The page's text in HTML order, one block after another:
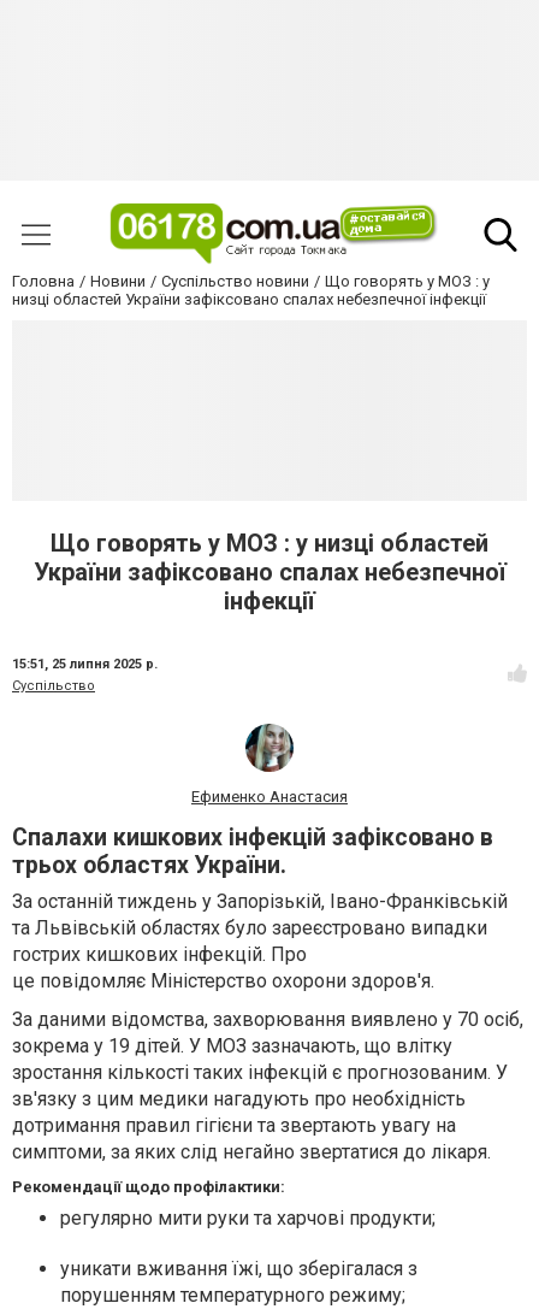
Головна Новини Суспільство новини
Що говорять у МОЗ : у
низці областей України зафіксовано спалах небезпечної інфекції
Що говорять у МОЗ : у низці областей
України зафіксовано спалах небезпечної
інфекції
15:51, 25 липня 2025 р.
Суспільство
Ефименко Анастасия
Спалахи кишкових інфекцій зафіксовано в
трьох областях України.
За останній тиждень у Запорізькій, Івано-Франківській
та Львівській областях було зареєстровано випадки
гострих кишкових інфекцій. Про
це повідомляє Міністерство охорони здоров'я.
За даними відомства, захворювання виявлено у 70 осіб,
зокрема у 19 дітей. У МОЗ зазначають, що влітку
зростання кількості таких інфекцій є прогнозованим. У
зв'язку з цим медики нагадують про необхідність
дотримання правил гігієни та звертають увагу на
симптоми, за яких слід негайно звертатися до лікаря.
Рекомендації щодо профілактики:
регулярно мити руки та харчові продукти;
уникати вживання їжі, що зберігалася з
порушенням температурного режиму;